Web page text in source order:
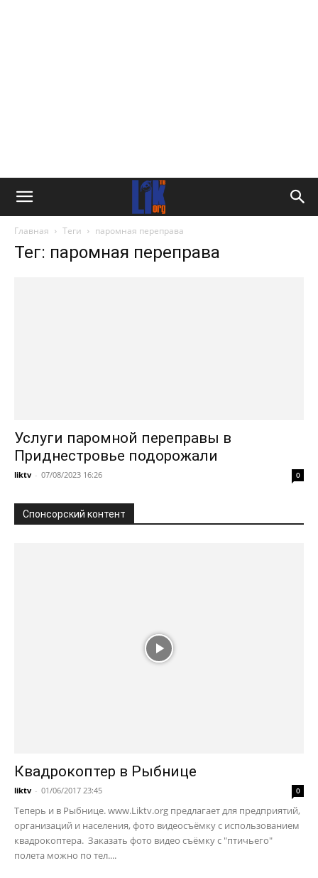
Главная Теги паромная переправа
Тег: паромная переправа
Услуги паромной переправы в
Приднестровье подорожали
liktv - 07/08/2023 16:26 0
Спонсорский контент
Квадрокоптер в Рыбнице
liktv - 01/06/2017 23:45 0
Теперь и в Рыбнице. www.Liktv.org предлагает для предприятий,
организаций и населения, фото видеосъёмку с использованием
квадрокоптера. Заказать фото видео съёмку с "птичьего"
полета можно по тел....